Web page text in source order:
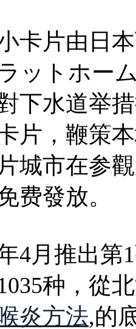
卡片由日
ットホー
下水道举
片，鞭策
城市在参
费發放。
4月推出
种，從
炎方法,的